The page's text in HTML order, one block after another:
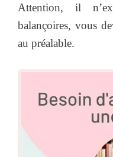
Attention, il
balançoires, vous
au préalable.